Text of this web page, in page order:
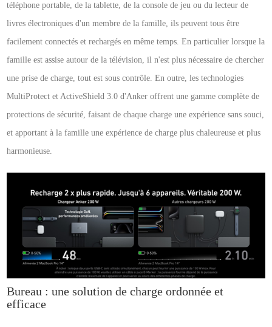
téléphone portable, de la tablette, de la console de jeu ou du lecteur de
livres électroniques d'un membre de la famille, ils peuvent tous être
facilement connectés et rechargés en même temps. En particulier lorsque la
famille est assise autour de la télévision, il n'est plus nécessaire de chercher
une prise de charge, tout est sous contrôle. En outre, les technologies
MultiProtect et ActiveShield 3.0 d'Anker offrent une gamme complète de
protections de sécurité, faisant de chaque charge une expérience sans souci,
et apportant à la famille une expérience de charge plus chaleureuse et plus
harmonieuse.
Bureau : une solution de charge ordonnée et
efficace